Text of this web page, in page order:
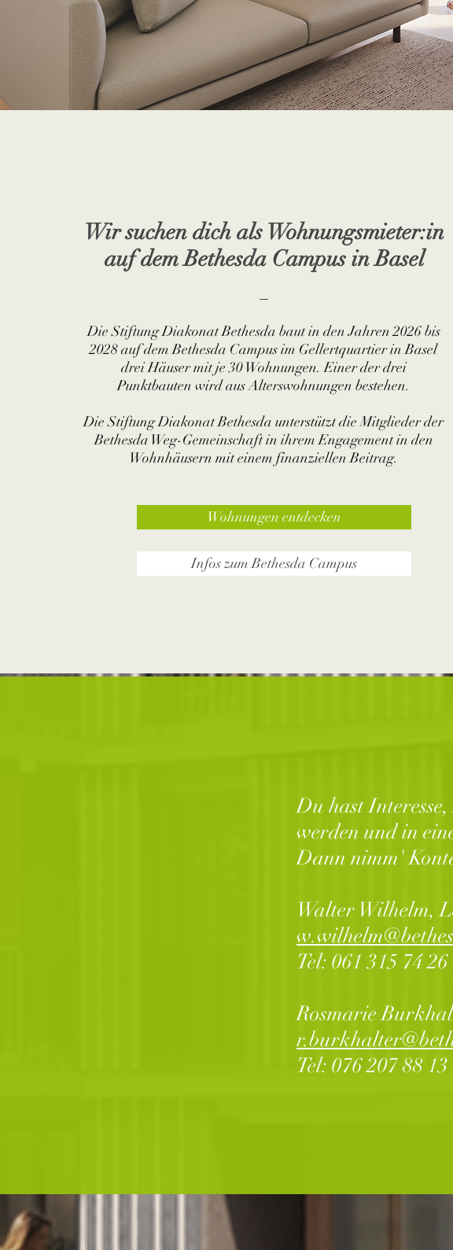
Wir suchen dich als Wohnungsmieter:in
auf dem Bethesda Campus in Basel
Die Stiftung Diakonat Bethesda baut in den Jahren 2026 bis
2028 auf dem Bethesda Campus im Gellertquartier in Basel
drei Häuser mit je 30 Wohnungen. Einer der drei
Punktbauten wird aus Alterswohnungen bestehen.
Die Stiftung Diakonat Bethesda unterstützt die Mitglieder der
Bethesda Weg-Gemeinschaft in ihrem Engagement in den
Wohnhäusern mit einem finanziellen Beitrag.
Wohnungen entdecken
Infos zum Bethesda Campus
Du hast
werden und in
Dann nimm'
Walter Wilhelm,
Tel: 061 315 74 26
Rosmarie
Tel: 076 207 88 13